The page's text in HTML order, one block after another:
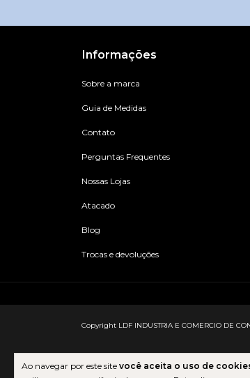
Ao navegar por este site você aceita o uso de
Informações
Sobre a marca
Guia de Medidas
Contato
Perguntas Frequentes
Nossas Lojas
Atacado
Blog
Trocas e devoluções
Copyright LDF INDUSTRIA E COMERCIO DE